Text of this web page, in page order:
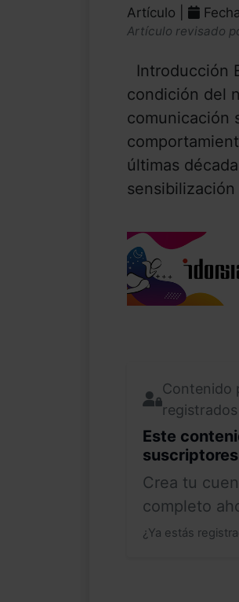
Artículo |
Artículo revisado
Introducción
condición del
comunicación
últimas
Contenido
registrados
Este
Crea tu
completo
¿Ya estás